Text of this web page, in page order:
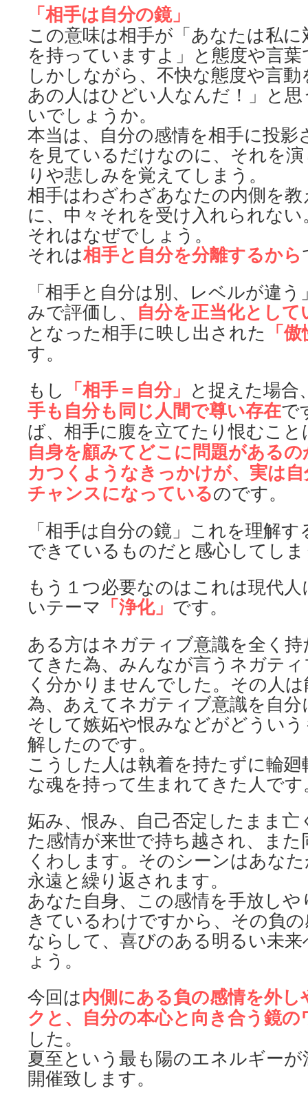
「相手は自分の鏡」
この意味は相手が「あなたは私
を持っていますよ」と態度や言
しかしながら、不快な態度や言
あの人はひどい人なんだ！」と
いでしょうか。
本当は、自分の感情を相手に投影
を見ているだけなのに、それを
りや悲しみを覚えてしまう。
相手はわざわざあなたの内側を
に、中々それを受け入れられない
それはなぜでしょう。
それは相手と自分を分離するから
「相手と自分は別、レベルが違
みで評価し、 自分を正当化として
となった相手に映し出された 「
す。
もし 「相手＝自分」 と捉えた場合
手も自分も同じ人間で尊い存在で
ば、相手に腹を立てたり恨むこ
自身を顧みてどこに問題がある
カつくようなきっかけが、実は
チャンスになっているのです。
「相手は自分の鏡」これを理解
できているものだと感心してし
もう１つ必要なのはこれは現代
いテーマ 「浄化」 です。
ある方はネガティブ意識を全く
てきた為、みんなが言うネガテ
く分かりませんでした。その人
為、あえてネガティブ意識を自
そして嫉妬や恨みなどがどうい
解したのです。
こうした人は執着を持たずに輪
な魂を持って生まれてきた人です
妬み、恨み、自己否定したまま
た感情が来世で持ち越され、ま
くわします。そのシーンはあな
永遠と繰り返されます。
あなた自身、この感情を手放し
きているわけですから、その負
ならして、喜びのある明るい未
ょう。
今回は内側にある負の感情を外し
クと、自分の本心と向き合う鏡の
した。
夏至という最も陽のエネルギー
開催致します。